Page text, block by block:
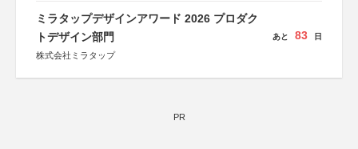
ミラタップデザインアワード 2026 プロダク
トデザイン部門
株式会社ミラタップ
あと 83 日
PR